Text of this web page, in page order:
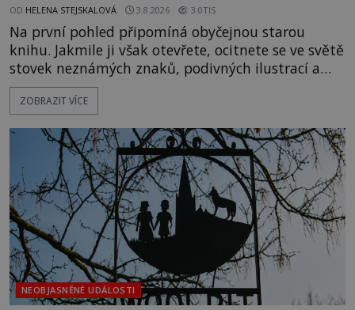
OD HELENA STEJSKALOVÁ 3.8.2026 3.0TIS
Na první pohled připomíná obyčejnou starou
knihu. Jakmile ji však otevřete, ocitnete se ve světě
stovek neznámých znaků, podivných ilustrací a
textu, který už téměř dvě století vzdoruje všem
pokusům o rozluštění. Rohoncský kodex patří mezi
jistotou neví, kdo jej napsal, kdy vznikl ani co
vlastně vypráví. Rohoncský kodex se poprvé
objevuje v roce
ZOBRAZIT VÍCE
NEOBJASNĚNÉ UDÁLOSTI